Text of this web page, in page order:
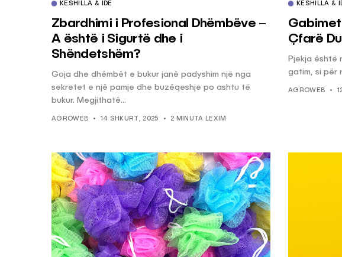
KËSHILLA & IDE
Zbardhimi i Profesional Dhëmbëve –
A është i Sigurtë dhe i
Shëndetshëm?
Goja dhe dhëmbët e bukur janë padyshim një nga
sekretet e një pamje dhe buzëqeshje po ashtu të
bukur. Megjithatë...
AGROWEB 14 SHKURT, 2025 2 MINUTA LEXIM
KËSHILLA &
Gabimet
Çfarë
Pjekja është
gatim, si për
AGROWEB